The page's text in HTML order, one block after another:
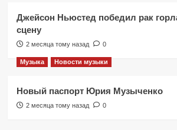
Джейсон Ньюстед победил рак
сцену
2 месяца тому назад 0
Музыка Новости музыки
Новый паспорт Юрия Музыченко
2 месяца тому назад 0